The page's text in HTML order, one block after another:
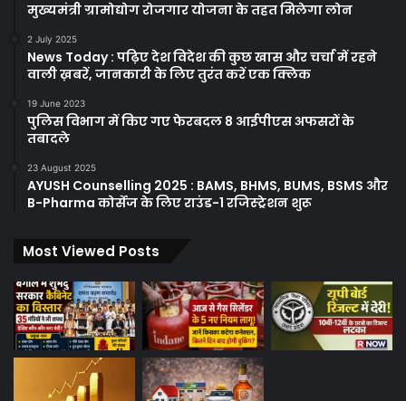
मुख्यमंत्री ग्रामोद्योग रोजगार योजना के तहत मिलेगा लोन
2 July 2025
News Today : पढ़िए देश विदेश की कुछ खास और चर्चा में रहने
वाली ख़बरें, जानकारी के लिए तुरंत करें एक क्लिक
19 June 2023
पुलिस विभाग में किए गए फेरबदल 8 आईपीएस अफसरों के
तबादले
23 August 2025
AYUSH Counselling 2025 : BAMS, BHMS, BUMS, BSMS और
B-Pharma कोर्सेज के लिए राउंड-1 रजिस्ट्रेशन शुरू
Most Viewed Posts